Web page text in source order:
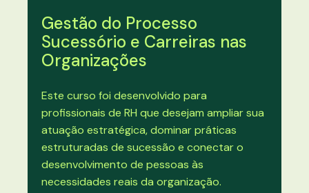
Gestão do Processo
Sucessório e Carreiras nas
Organizações
Este curso foi desenvolvido para
profissionais de RH que desejam ampliar sua
atuação estratégica, dominar práticas
estruturadas de sucessão e conectar o
desenvolvimento de pessoas às
necessidades reais da organização.